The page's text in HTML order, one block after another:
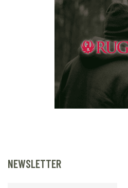
NEWSLETTER